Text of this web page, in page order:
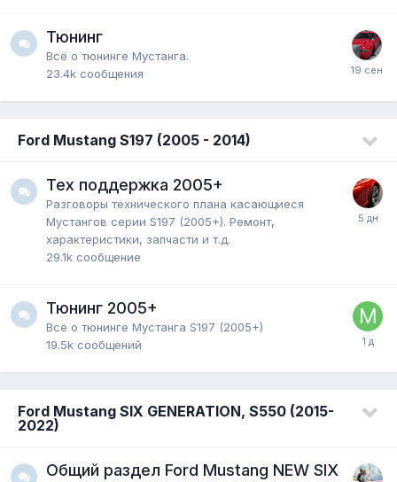
Тюнинг
Всё о тюнинге Мустанга.
23.4k сообщения
Ford Mustang S197 (2005 - 2014)
Тех поддержка 2005+
Разговоры технического плана касающиеся
Мустангов серии S197 (2005+). Ремонт,
характеристики, запчасти и т.д.
29.1k сообщение
Тюнинг 2005+
Всё о тюнинге Мустанга S197 (2005+)
19.5k сообщений
Ford Mustang SIX GENERATION, S550 (2015-
2022)
Общий раздел Ford Mustang NEW SIX